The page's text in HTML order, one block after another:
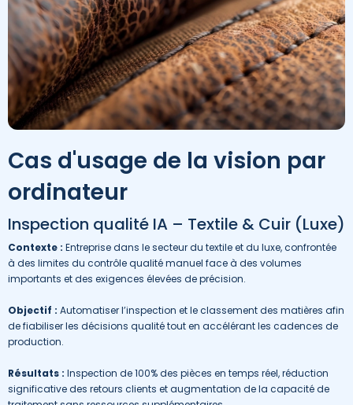
Cas d'usage de la vision par
ordinateur
Inspection qualité IA – Textile & Cuir (Luxe)
Contexte : Entreprise dans le secteur du textile et du luxe, confrontée
à des limites du contrôle qualité manuel face à des volumes
importants et des exigences élevées de précision.
Objectif : Automatiser l’inspection et le classement des matières afin
de fiabiliser les décisions qualité tout en accélérant les cadences de
production.
Résultats : Inspection de 100% des pièces en temps réel, réduction
significative des retours clients et augmentation de la capacité de